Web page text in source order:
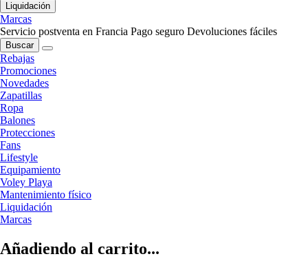
Liquidación
Marcas
Servicio postventa en Francia Pago seguro Devoluciones fáciles
Buscar
Rebajas
Promociones
Novedades
Zapatillas
Ropa
Balones
Protecciones
Fans
Lifestyle
Equipamiento
Voley Playa
Mantenimiento físico
Liquidación
Marcas
Añadiendo al carrito...